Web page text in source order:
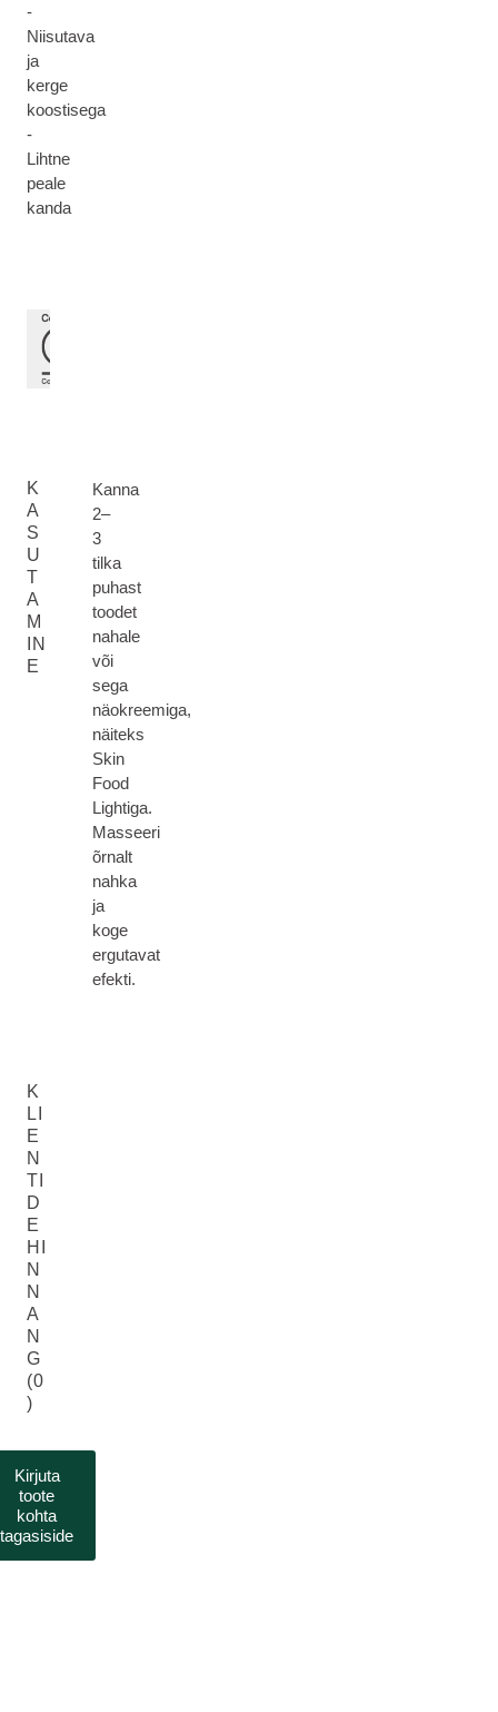
-
Niisutava
ja
kerge
koostisega
-
Lihtne
peale
kanda
K
A
S
U
T
A
M
IN
E
Kanna
2–
3
tilka
puhast
toodet
nahale
või
sega
näokreemiga,
näiteks
Skin
Food
Lightiga.
Masseeri
õrnalt
nahka
ja
koge
ergutavat
efekti.
K
LI
E
N
TI
D
E
HI
N
N
A
N
G
(0
)
Kirjuta
toote
kohta
tagasiside